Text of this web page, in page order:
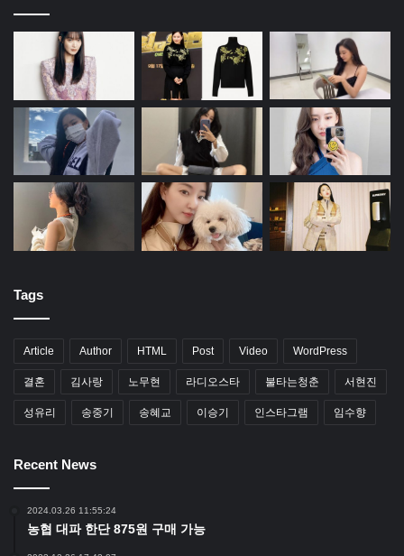
Tags
Article Author HTML Post Video WordPress
결혼 김사랑 노무현 라디오스타 불타는청춘 서현진
성유리 송중기 송혜교 이승기 인스타그램 임수향
Recent News
2024.03.26 11:55:24
농협 대파 한단 875원 구매 가능